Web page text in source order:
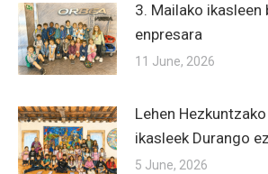
3. Mailako ikasleen
enpresara
11 June, 2026
Lehen
ikasleek Durango
5 June, 2026